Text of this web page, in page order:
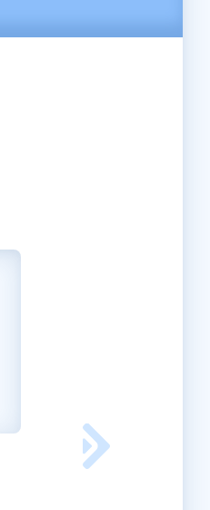
Федоров
Роман